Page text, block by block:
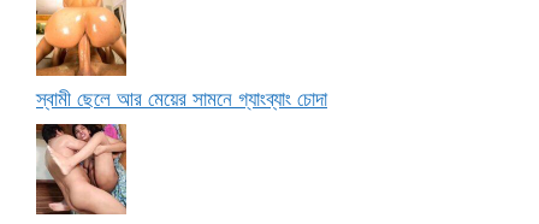
স্বামী ছেলে আর মেয়ের সামনে গ্যাংব্যাং চোদা